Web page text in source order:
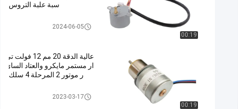
00:19
سبة علبة التروس
المغناطيس الدائم السائر المحركا
2024-06-05
00:19
عالية الدقة 20 مم 12 فولت تي
ار مستمر مايكرو والعتاد السائ
ر موتور 2 المرحلة 4 سلك
يعشّق محرك stepper2023-03-17